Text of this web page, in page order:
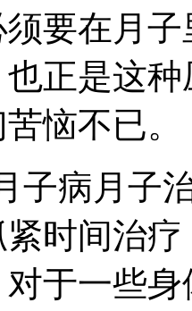
要在月
正是这
恼不已。
子病月子
时间治
于一些